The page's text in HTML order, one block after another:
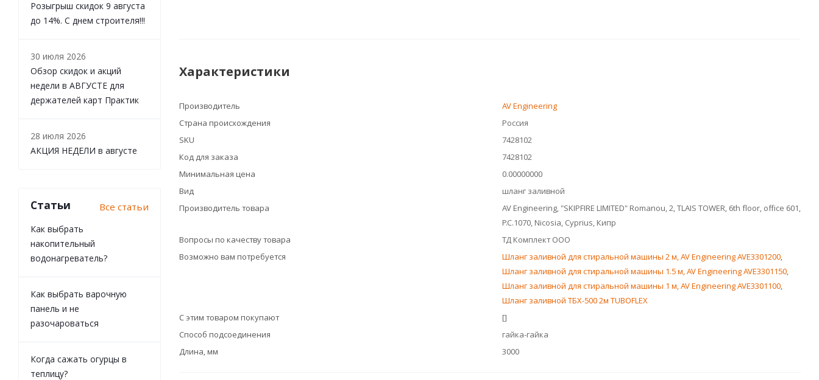
Характеристики
Производитель
AV Engineering
Страна происхождения
Россия
SKU
7428102
Код для заказа
7428102
Минимальная цена
0.00000000
Вид
шланг заливной
Производитель товара
AV Engineering, "SKIPFIRE LIMITED" Romanou, 2, TLAIS TOWER, 6th floor, office 601,
P.C.1070, Nicosia, Cyprius, Кипр
Вопросы по качеству товара
ТД Комплект ООО
Возможно вам потребуется
Шланг заливной для стиральной машины 2 м, AV Engineering AVE3301200,
Шланг заливной для стиральной машины 1.5 м, AV Engineering AVE3301150,
Шланг заливной для стиральной машины 1 м, AV Engineering AVE3301100,
Шланг заливной ТБХ-500 2м TUBOFLEX
С этим товаром покупают
[]
Способ подсоединения
гайка-гайка
Длина, мм
3000
Розыгрыш скидок 9 августа
до 14%. С днем строителя!!!
30 июля 2026
Обзор скидок и акций
недели в АВГУСТЕ для
держателей карт Практик
28 июля 2026
АКЦИЯ НЕДЕЛИ в августе
Статьи Все статьи
Как выбрать
накопительный
водонагреватель?
Как выбрать варочную
панель и не
разочароваться
Когда сажать огурцы в
теплицу?